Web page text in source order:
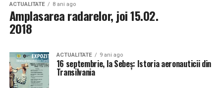
ACTUALITATE 8 ani ago
Amplasarea radarelor, joi 15.02.
2018
ACTUALITATE 9 ani ago
16 septembrie, la Sebeș: Istoria aeronauticii din
Transilvania